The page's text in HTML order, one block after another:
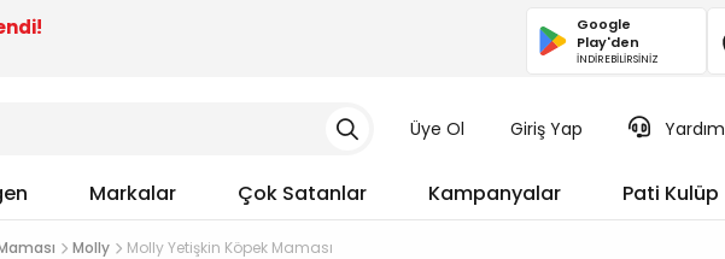
Google
Play'den
İNDİREBİLİRSİNİZ
Üye Ol Giriş Yap Yardım
Markalar Çok Satanlar Kampanyalar Pati Kulüp
Molly Molly Yetişkin Köpek Maması